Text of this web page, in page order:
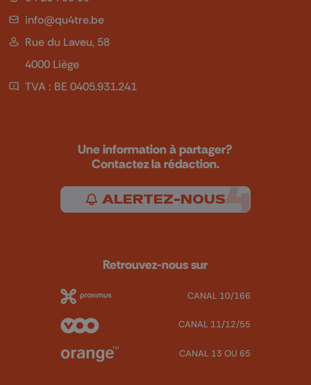
info@qu4tre.be
Rue du Laveu, 58
4000 Liège
TVA : BE 0405.931.241
Une information à partager?
Contactez la rédaction.
ALERTEZ-NOUS
Retrouvez-nous sur
CANAL 10/166
CANAL 11/12/55
CANAL 13 OU 65